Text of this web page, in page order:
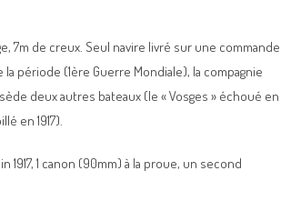
7m de creux. Seul navire livré sur une commande
la période (1ère Guerre Mondiale), la compagnie
deux autres bateaux (le « Vosges » échoué en
en 1917).
1917, 1 canon (90mm) à la proue, un second